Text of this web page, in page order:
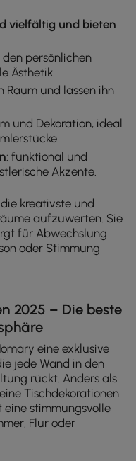
vielfältig und bieten
den persönlichen
Ästhetik.
Raum und lassen ihn
und Dekoration, ideal
: funktional und
Akzente.
die kreativste und
aufzuwerten. Sie
für Abwechslung
oder Stimmung
2025 – Die beste
eine exklusive
jede Wand in den
rückt. Anders als
Tischdekorationen
eine stimmungsvolle
Flur oder